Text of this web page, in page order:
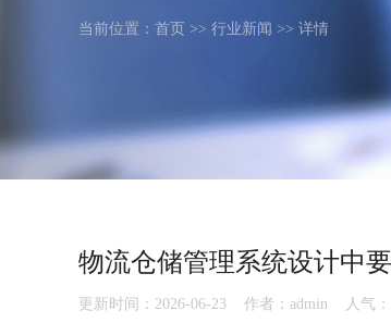
当前位置： 首页 >> 行业新闻 >> 详情
物流仓储管理系统设计中
更新时间：2026-06-23 作者：admin 人气：